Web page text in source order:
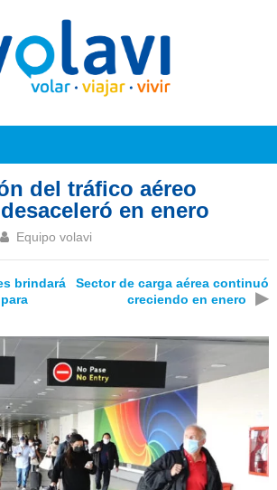
del tráfico aéreo
en enero
Equipo volavi
brindará
Sector de carga aérea continuó
creciendo en enero
▶